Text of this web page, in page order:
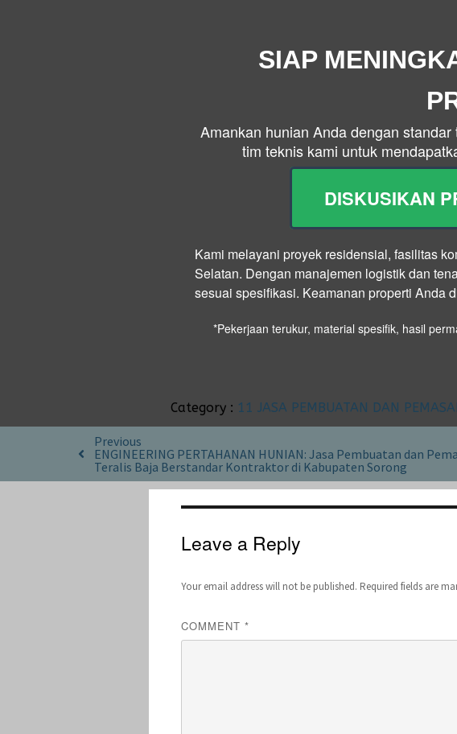
SIAP
Amankan hunian Anda dengan
tim teknis kami untuk
DISKUSIKAN
Kami melayani proyek residensial, fasilitas
Selatan. Dengan manajemen logistik dan
sesuai spesifikasi. Keamanan properti Anda
*Pekerjaan terukur, material spesifik, hasil
Category : 11 JASA PEMBUATAN DAN
Previous
ENGINEERING PERTAHANAN HUNIAN: Jasa Pembuatan dan
Teralis Baja Berstandar Kontraktor di Kabupaten Sorong
Leave a Reply
Your email address will not be published. Required fields are
COMMENT*